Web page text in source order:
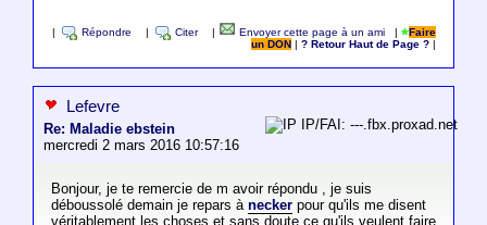
Répondre Citer Envoyer cette page à un ami |
Faire
un DON
|? Retour Haut de Page ?
Lefevre
Re: Maladie ebstein
mercredi 2 mars 2016 10:57:16
IP/FAI: ---.fbx.proxad.net
Bonjour, je te remercie de m avoir répondu , je suis
déboussolé demain je repars à neckerpour qu'ils me disent
véritablement les choses et sans doute ce qu'ils veulent faire